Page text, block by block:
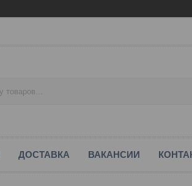
ДОСТАВКА ВАКАНСИИ